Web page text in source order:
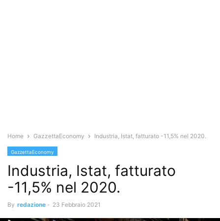
Home GazzettaEconomy Industria, Istat, fatturato -11,5% nel 2020.
GazzettaEconomy
Industria, Istat, fatturato
-11,5% nel 2020.
By redazione - 23 Febbraio 2021